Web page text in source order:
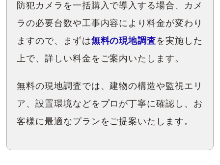
防犯カメラを一括購入で導入する場合、カメ
ラの必要台数や工事内容により料金が変わり
ますので、まずは無料の現地調査を実施した
上で、詳しい料金をご案内いたします。
無料の現地調査では、建物の構造や監視エリ
ア、設置環境などをプロが丁寧に確認し、お
客様に最適なプランをご提案いたします。